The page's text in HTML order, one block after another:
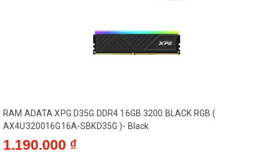
RAM ADATA XPG D35G DDR4 16GB 3200 BLACK RGB (
AX4U320016G16A-SBKD35G )- Black
1.190.000 ₫